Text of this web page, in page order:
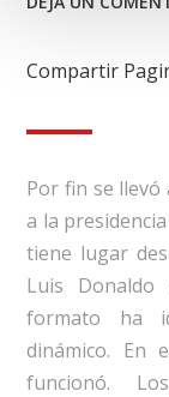
Compartir
Por fin se llevó
a la
tiene lugar
Luis
formato ha
dinámico. En
funcionó.